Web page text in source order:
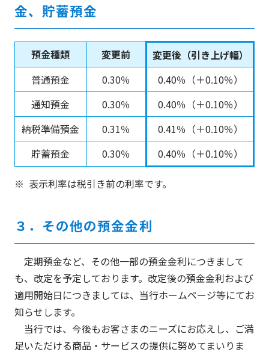
金、貯蓄預金
預金種類 変更前
変更後（引き上げ幅）
普通預金
0.30％
0.40％（＋0.10％）
通知預金
0.30％
0.40％（＋0.10％）
納税準備預金
0.31％
0.41％（＋0.10％）
貯蓄預金
0.30％ 0.40％（＋0.10％）
表示利率は税引き前の利率です。
３．その他の預金金利
定期預金など、その他一部の預金金利につきまして
も、改定を予定しております。改定後の預金金利および
適用開始日につきましては、当行ホームページ等にてお
知らせします。
当行では、今後もお客さまのニーズにお応えし、ご満
足いただける商品・サービスの提供に努めてまいりま